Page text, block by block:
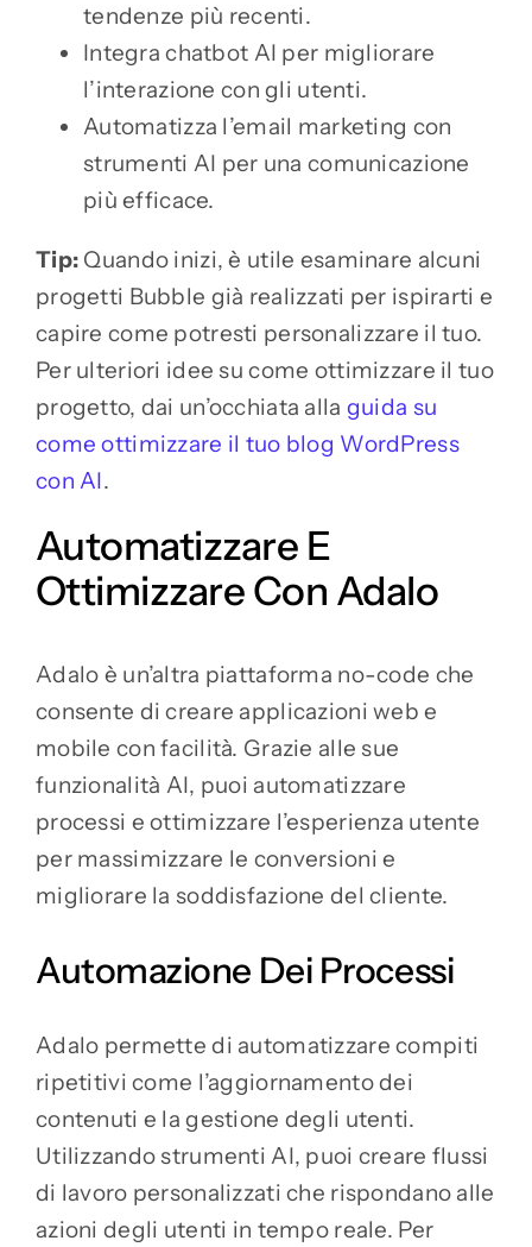
tendenze più recenti.
Integra chatbot AI per migliorare
l’interazione con gli utenti.
Automatizza l’email marketing con
strumenti AI per una comunicazione
più efficace.
Tip: Quando inizi, è utile esaminare alcuni
progetti Bubble già realizzati per ispirarti e
capire come potresti personalizzare il tuo.
Per ulteriori idee su come ottimizzare il tuo
progetto, dai un’occhiata alla guida su
come ottimizzare il tuo blog WordPress
con AI.
Automatizzare E
Ottimizzare Con Adalo
Adalo è un’altra piattaforma no-code che
consente di creare applicazioni web e
mobile con facilità. Grazie alle sue
funzionalità AI, puoi automatizzare
processi e ottimizzare l’esperienza utente
per massimizzare le conversioni e
migliorare la soddisfazione del cliente.
Automazione Dei Processi
Adalo permette di automatizzare compiti
ripetitivi come l’aggiornamento dei
contenuti e la gestione degli utenti.
Utilizzando strumenti AI, puoi creare flussi
di lavoro personalizzati che rispondano alle
azioni degli utenti in tempo reale. Per